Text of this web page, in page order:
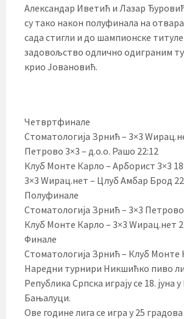
Александар Иветић и Лазар
су тако након полуфинала на
сада стигли и до шампионске титуле
задовољство одлично одиграним
крио Јовановић.
Четвртфинале
Стоматологија Зрнић – 3×3
Петрово 3×3 – д.о.о. Рашо 22:12
Клуб Монте Карло – Арборист 3×3
3×3 Wирац.нет – Цлуб Амбар Брод
Полуфинале
Стоматологија Зрнић – 3×3 Петрово
Клуб Монте Карло – 3×3 Wирац.нет
Финале
Стоматологија Зрнић – Клуб Монте
Наредни турнири Никшићко пиво
Република Српска играју се 18. јуна
Бањалуци.
Ове године лига се игра у 25